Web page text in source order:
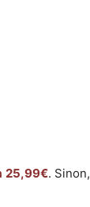
25,99€. Sinon,